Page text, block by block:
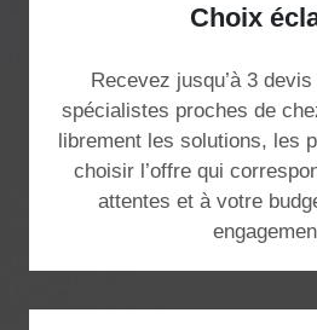
Choix
Recevez jusqu’à 3
spécialistes proches de
librement les solutions, les
choisir l’offre qui
attentes et à votre